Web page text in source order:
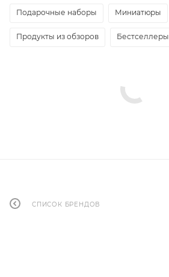
Подарочные наборы Миниатюры
Продукты из обзоров Бестселлеры
СПИСОК БРЕНДОВ